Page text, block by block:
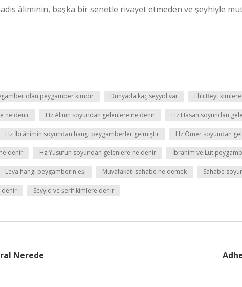
âliminin, başka bir senetle rivayet etmeden ve şeyhiyle
olan peygamber kimdir Dünyada kaç seyyid var Ehli Beyt
ne denir Hz Alinin soyundan gelenlere ne denir Hz Hasan soyundan
Hz İbrâhimin soyundan hangi peygamberler gelmiştir Hz Ömer soyundan
denir Hz Yusufun soyundan gelenlere ne denir İbrahim ve Lut
Leya hangi peygamberin eşi Muvafakatı sahabe ne demek Sahabe
denir Seyyid ve şerif kimlere denir
Nerede